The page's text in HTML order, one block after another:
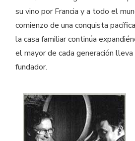
su vino por Francia y a todo el
comienzo de una conquista
la casa familiar continúa
el mayor de cada generación
fundador.